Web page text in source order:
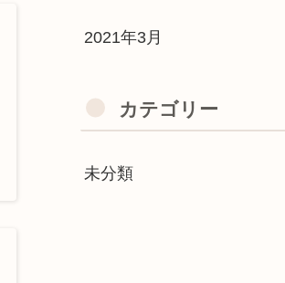
2021年3月
カテゴリー
未分類